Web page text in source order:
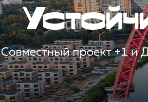
Совместный проект +1 и